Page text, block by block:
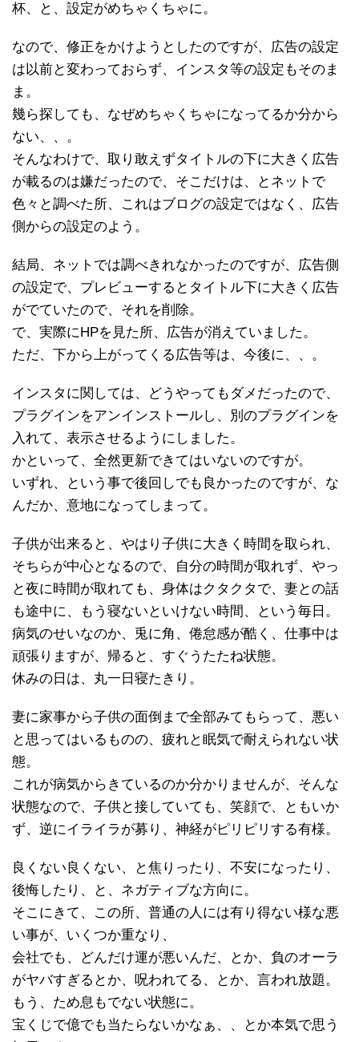
杯、と、設定がめちゃくちゃに。
なので、修正をかけようとしたのですが、広告の設定
は以前と変わっておらず、インスタ等の設定もそのま
ま。
幾ら探しても、なぜめちゃくちゃになってるか分から
ない、、。
そんなわけで、取り敢えずタイトルの下に大きく広告
が載るのは嫌だったので、そこだけは、とネットで
色々と調べた所、これはブログの設定ではなく、広告
側からの設定のよう。
結局、ネットでは調べきれなかったのですが、広告側
の設定で、プレビューするとタイトル下に大きく広告
がでていたので、それを削除。
で、実際にHPを見た所、広告が消えていました。
ただ、下から上がってくる広告等は、今後に、、。
インスタに関しては、どうやってもダメだったので、
プラグインをアンインストールし、別のプラグインを
入れて、表示させるようにしました。
かといって、全然更新できてはいないのですが。
いずれ、という事で後回しでも良かったのですが、な
んだか、意地になってしまって。
子供が出来ると、やはり子供に大きく時間を取られ、
そちらが中心となるので、自分の時間が取れず、やっ
と夜に時間が取れても、身体はクタクタで、妻との話
も途中に、もう寝ないといけない時間、という毎日。
病気のせいなのか、兎に角、倦怠感が酷く、仕事中は
頑張りますが、帰ると、すぐうたたね状態。
休みの日は、丸一日寝たきり。
妻に家事から子供の面倒まで全部みてもらって、悪い
と思ってはいるものの、疲れと眠気で耐えられない状
態。
これが病気からきているのか分かりませんが、そんな
状態なので、子供と接していても、笑顔で、ともいか
ず、逆にイライラが募り、神経がピリピリする有様。
良くない良くない、と焦りったり、不安になったり、
後悔したり、と、ネガティブな方向に。
そこにきて、この所、普通の人には有り得ない様な悪
い事が、いくつか重なり、
会社でも、どんだけ運が悪いんだ、とか、負のオーラ
がヤバすぎるとか、呪われてる、とか、言われ放題。
もう、ため息もでない状態に。
宝くじで億でも当たらないかなぁ、、とか本気で思う